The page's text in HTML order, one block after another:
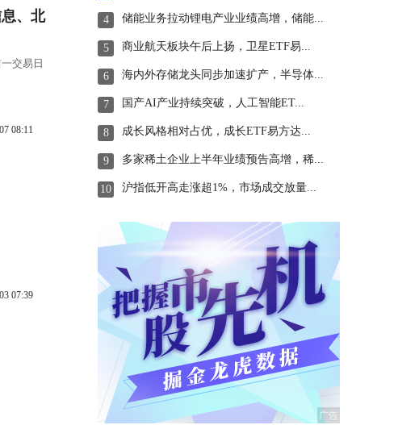
、北
交易日
08:11
07:39
4 储能业务拉动锂电产业业绩高增，储能...
5 商业航天板块午后上扬，卫星ETF易...
6 海内外存储龙头同步加速扩产，半导体...
7 国产AI产业持续突破，人工智能ET...
8 成长风格相对占优，成长ETF易方达...
9 多家稀土企业上半年业绩预告高增，稀...
10 沪指低开高走涨超1%，市场成交放量...